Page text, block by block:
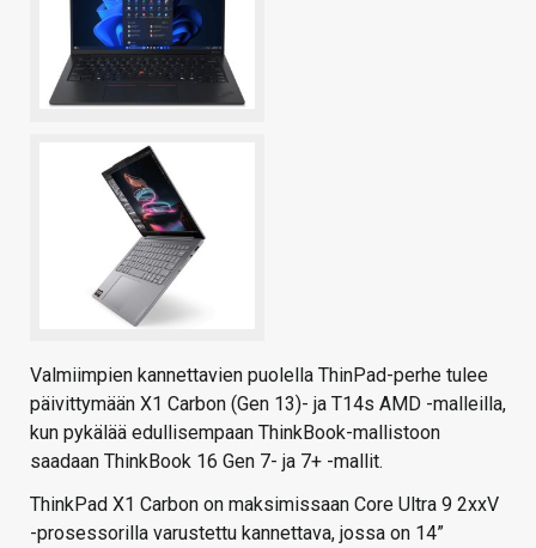
Valmiimpien kannettavien puolella ThinPad-perhe tulee
päivittymään X1 Carbon (Gen 13)- ja T14s AMD -malleilla,
kun pykälää edullisempaan ThinkBook-mallistoon
saadaan ThinkBook 16 Gen 7- ja 7+ -mallit.
ThinkPad X1 Carbon on maksimissaan Core Ultra 9 2xxV
-prosessorilla varustettu kannettava, jossa on 14”